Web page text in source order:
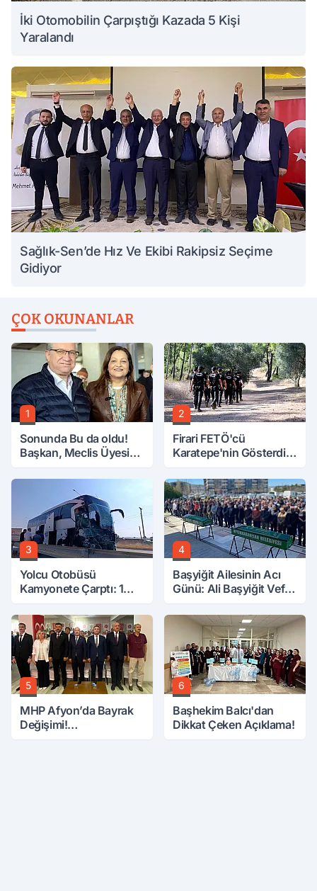
İki Otomobilin Çarpıştığı Kazada 5 Kişi
Yaralandı
Sağlık-Sen’de Hız Ve Ekibi Rakipsiz Seçime
Gidiyor
ÇOK OKUNANLAR
1
Sonunda Bu da oldu!
Başkan, Meclis Üyesini
Attırdı
2
Firari FETÖ'cü
Karatepe'nin Gösterdiği
Aranıyor
3
Yolcu Otobüsü
Kamyonete Çarptı: 1
4
Başyiğit Ailesinin Acı
Günü: Ali Başyiğit Vefat
5
MHP Afyon’da Bayrak
Değişimi!
6
Başhekim Balcı'dan
Dikkat Çeken Açıklama!